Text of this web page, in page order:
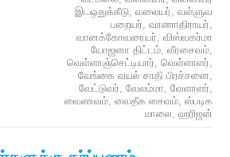
இடஒதுக்கீடு, வலையர், வள்ளுவ
பறையர், வாணாதிராயர்,
வானக்கோவரையர், விஸ்வகர்மா
யோஜனா திட்டம், வீரசைவம்,
வெள்ளாஞ்செட்டியார், வெள்ளாளர்,
வேங்கை வயல் சாதி பிரச்சனை,
வேட்டுவர், வேலம்மா, வேளாளர்,
வைணவம், வைதீக சைவம், ஸ்படிக
மாலை, ஹரிஜன்